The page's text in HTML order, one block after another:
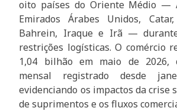
oito países do Oriente Médio —
Emirados Árabes Unidos,
Bahrein, Iraque e Irã —
restrições logísticas. O comércio
1,04 bilhão em maio de 2026,
mensal registrado desde
evidenciando os impactos da crise
de suprimentos e os fluxos